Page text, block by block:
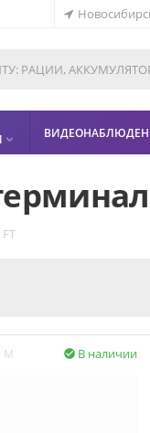

M В наличии
